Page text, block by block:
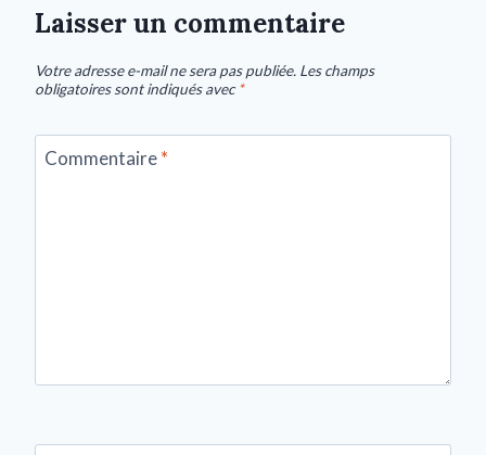
Laisser un commentaire
Votre adresse e-mail ne sera pas publiée. Les champs
obligatoires sont indiqués avec*
Commentaire*